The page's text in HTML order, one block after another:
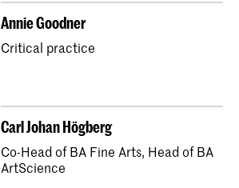
Annie Goodner
Critical practice
Carl Johan Högberg
Co-Head of BA Fine Arts, Head of BA
ArtScience